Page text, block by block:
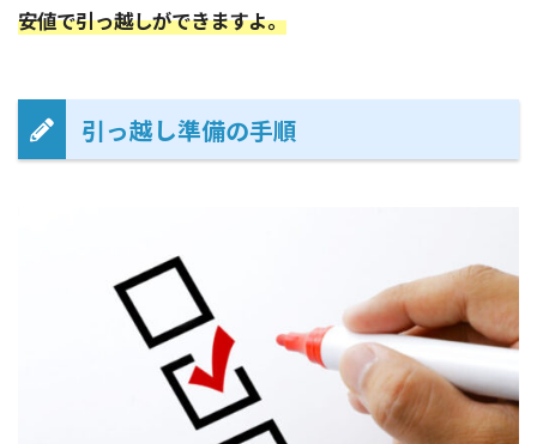
安値で引っ越しができますよ。
引っ越し準備の手順